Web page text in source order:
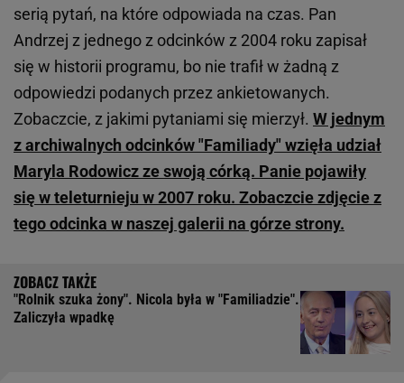
serią pytań, na które odpowiada na czas. Pan
Andrzej z jednego z odcinków z 2004 roku zapisał
się w historii programu, bo nie trafił w żadną z
odpowiedzi podanych przez ankietowanych.
Zobaczcie, z jakimi pytaniami się mierzył. W jednym
z archiwalnych odcinków "Familiady" wzięła udział
Maryla Rodowicz ze swoją córką. Panie pojawiły
się w teleturnieju w 2007 roku. Zobaczcie zdjęcie z
tego odcinka w naszej galerii na górze strony.
"Rolnik szuka żony". Nicola była w "Familiadzie".
Zaliczyła wpadkę